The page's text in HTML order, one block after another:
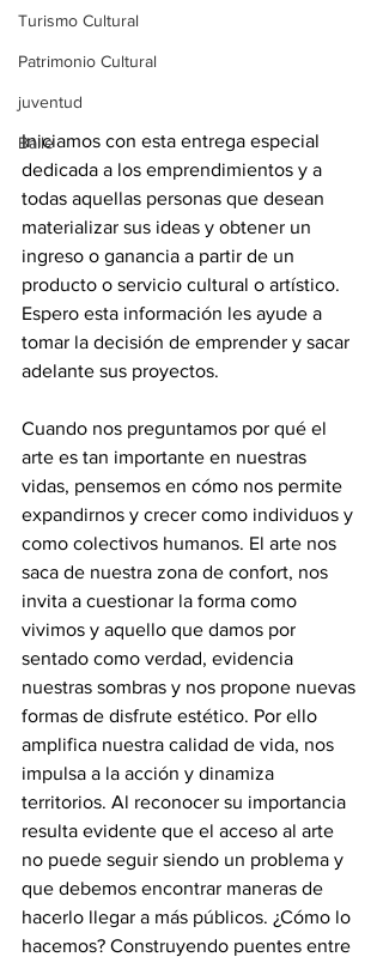
Turismo Cultural
Patrimonio Cultural
juventud
Baile
Iniciamos con esta entrega especial
dedicada a los emprendimientos y a
todas aquellas personas que desean
materializar sus ideas y obtener un
ingreso o ganancia a partir de un
producto o servicio cultural o artístico.
Espero esta información les ayude a
tomar la decisión de emprender y sacar
adelante sus proyectos.
Cuando nos preguntamos por qué el
arte es tan importante en nuestras
vidas, pensemos en cómo nos permite
expandirnos y crecer como individuos y
como colectivos humanos. El arte nos
saca de nuestra zona de confort, nos
invita a cuestionar la forma como
vivimos y aquello que damos por
sentado como verdad, evidencia
nuestras sombras y nos propone nuevas
formas de disfrute estético. Por ello
amplifica nuestra calidad de vida, nos
impulsa a la acción y dinamiza
territorios. Al reconocer su importancia
resulta evidente que el acceso al arte
no puede seguir siendo un problema y
que debemos encontrar maneras de
hacerlo llegar a más públicos. ¿Cómo lo
hacemos? Construyendo puentes entre